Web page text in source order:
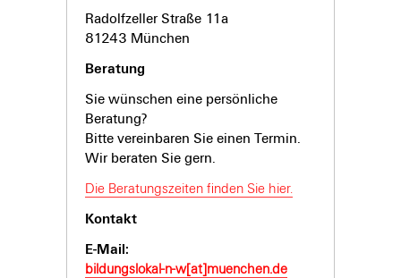
Radolfzeller Straße 11a
81243 München
Beratung
Sie wünschen eine persönliche
Beratung?
Bitte vereinbaren Sie einen Termin.
Wir beraten Sie gern.
Die Beratungszeiten finden Sie hier.
Kontakt
E-Mail:
bildungslokal-n-w[at]muenchen.de